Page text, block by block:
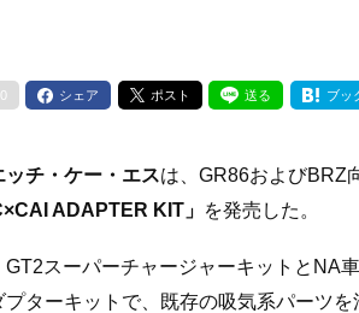
0 シェア ポスト 送る ブッ
ッチ・ケー・エスは、GR86およびBRZ
ADAPTER KIT」 を発売した。
GT2スーパーチャージャーキットとNA
プターキットで、既存の吸気系パーツ